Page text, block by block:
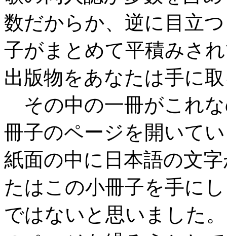
数だからか、逆に目立
子がまとめて平積みさ
出版物をあなたは手に
その中の一冊がこれ
冊子のページを開いて
紙面の中に日本語の文
たはこの小冊子を手に
ではないと思いました